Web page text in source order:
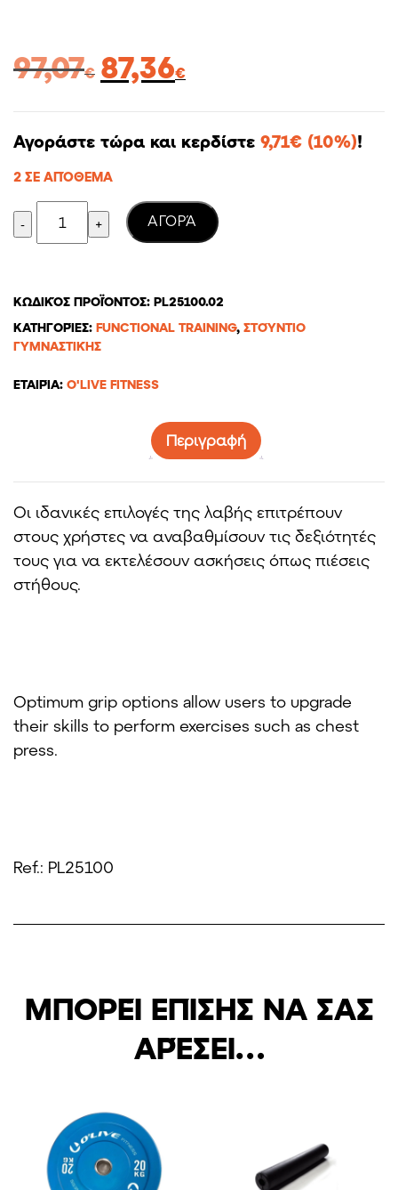
97,07€
Original
price
97,07€.
87,36€τρέχουσα
είναι:
Αγοράστε τώρα και κερδίστε 9,71€ (10%)!
2 ΣΕ ΑΠΌΘΕΜΑ
Quantity
AΓΟΡΆ
ΚΩΔΙΚΌΣ ΠΡΟΪΌΝΤΟΣ: PL25100.02
ΚΑΤΗΓΟΡΊΕΣ: FUNCTIONAL TRAINING, ΣΤΟΎΝΤΙΟ
ΓΥΜΝΑΣΤΙΚΉΣ
ΕΤΑΙΡΊΑ: O'LIVE FITNESS
Περιγραφή
Οι ιδανικές επιλογές της λαβής επιτρέπουν
στους χρήστες να αναβαθμίσουν τις δεξιότητές
τους για να εκτελέσουν ασκήσεις όπως πιέσεις
στήθους.
Optimum grip options allow users to upgrade
their skills to perform exercises such as chest
press.
Ref.: PL25100
ΜΠΟΡΕΊ ΕΠΊΣΗΣ ΝΑ ΣΑΣ
ΑΡΈΣΕΙ…